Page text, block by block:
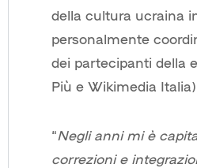
della cultura ucraina
personalmente
dei partecipanti della
Più e Wikimedia Italia).
“Negli anni mi è
correzioni e